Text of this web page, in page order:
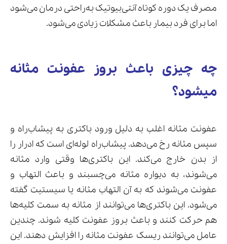
مصرف یک دوره کوتاه آنتی‌بیوتیک به‌راحتی درمان می‌شود
اما برای فرد بیمار باعث مشکلات زیادی می‌شود.
چه چیزی باعث بروز عفونت مثانه
میشود؟
عفونت مثانه اغلب به دلیل ورود باکتری به پیشاب‌راه و
سپس مثانه رخ می‌دهد. پیشاب‌راه لوله‌ای است که ادرار را
از بدن خارج می‌کند. این باکتری‌ها وقتی وارد مثانه
می‌شوند، به دیواره مثانه می‌چسبند و باعث التهاب و
عفونت می‌شوند که به آن التهاب مثانه یا سیستیت گفته
می‌شود. این باکتری‌ها می‌توانند از مثانه به سمت کلیه‌ها
هم حرکت کنند و باعث بروز عفونت کلیه شوند. چندین
عامل می‌توانند ریسک عفونت مثانه را افزایش دهند. این